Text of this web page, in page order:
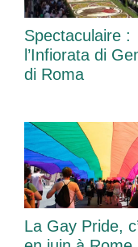
Spectaculaire :
l’Infiorata di
di Roma
La Gay Pride,